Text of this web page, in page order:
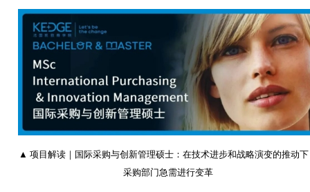
▲ 项目解读｜国际采购与创新管理硕士：在技术进步和战略演变的推动下
采购部门急需进行变革